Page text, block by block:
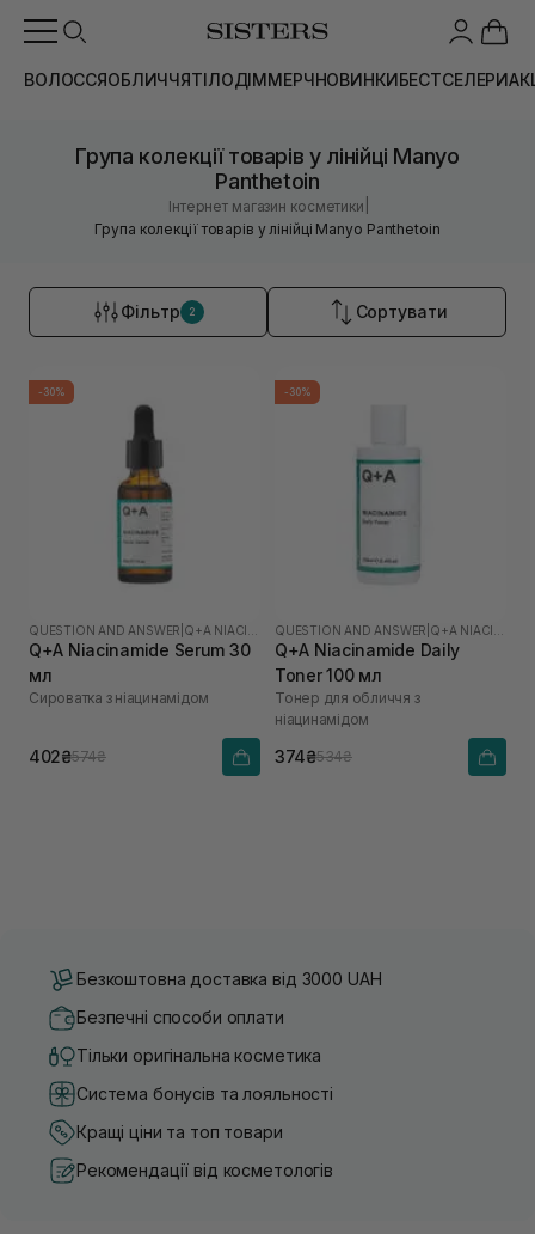
ВОЛОССЯОБЛИЧЧЯТІЛОДІММЕРЧНОВИНКИБЕСТСЕЛЕРИ
Група колекції товарів у лінійці Manyo
Panthetoin
Інтернет магазин косметики
Група колекції товарів у лінійці Manyo Panthetoin
Фільтр 2 Сортувати
-30%
QUESTION AND ANSWER
Q+A Niacinamide Serum 30
мл
Сироватка з ніацинамідом
402₴574₴
-30%
QUESTION AND ANSWER
Q+A Niacinamide Daily
Toner 100 мл
Тонер для обличчя з
ніацинамідом
374₴534₴
Безкоштовна доставка від 3000 UAH
Безпечні способи оплати
Тільки оригінальна косметика
Система бонусів та лояльності
Кращі ціни та топ товари
Рекомендації від косметологів